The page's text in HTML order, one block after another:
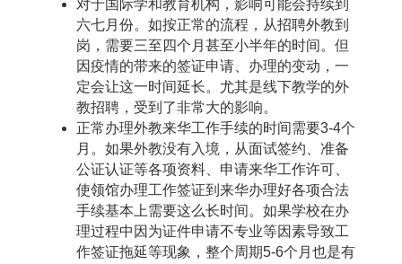
对于国际学和教育机构，影响可能会持续到
六七月份。如按正常的流程，从招聘外教到
岗，需要三至四个月甚至小半年的时间。但
因疫情的带来的签证申请、办理的变动，一
定会让这一时间延长。尤其是线下教学的外
教招聘，受到了非常大的影响。
正常办理外教来华工作手续的时间需要3-4个
月。如果外教没有入境，从面试签约、准备
公证认证等各项资料、申请来华工作许可、
使领馆办理工作签证到来华办理好各项合法
手续基本上需要这么长时间。如果学校在办
理过程中因为证件申请不专业等因素导致工
作签证拖延等现象，整个周期5-6个月也是有